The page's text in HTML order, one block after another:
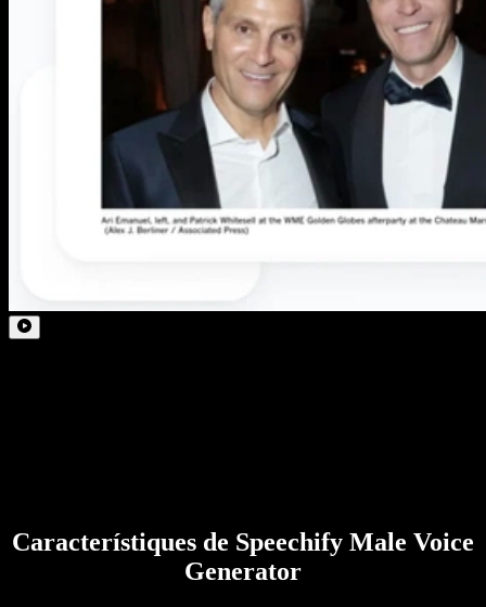
Característiques de Speechify Male Voice
Generator